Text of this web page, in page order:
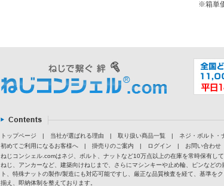
※箱単
トップページ | 当社が選ばれる理由 | 取り扱い商品一覧 | ネジ・ボルト・
初めてご利用になるお客様へ
| 掛売りのご案内 | ログイン | お問い合わせ
ねじコンシェル.comはネジ、ボルト、ナットなど10万点以上の在庫を常時保有し
ねじ、アンカーなど、建築向けねじまで、さらにマシンキーや止め輪、ピンなど
ト、特殊ナットの製作/製造にも対応可能ですし、厳正な品質検査を経て、基準
揃え、即納体制を整えております。